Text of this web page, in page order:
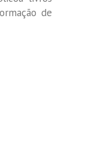
de